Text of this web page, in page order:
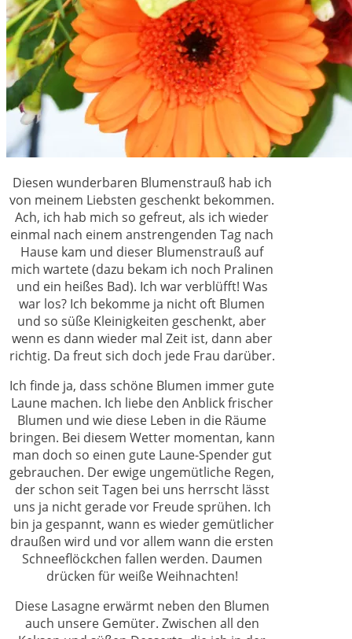
Diesen wunderbaren Blumenstrauß hab ich
von meinem Liebsten geschenkt bekommen.
Ach, ich hab mich so gefreut, als ich wieder
einmal nach einem anstrengenden Tag nach
Hause kam und dieser Blumenstrauß auf
mich wartete (dazu bekam ich noch Pralinen
und ein heißes Bad). Ich war verblüfft! Was
war los? Ich bekomme ja nicht oft Blumen
und so süße Kleinigkeiten geschenkt, aber
wenn es dann wieder mal Zeit ist, dann aber
richtig. Da freut sich doch jede Frau darüber.
Ich finde ja, dass schöne Blumen immer gute
Laune machen. Ich liebe den Anblick frischer
Blumen und wie diese Leben in die Räume
bringen. Bei diesem Wetter momentan, kann
man doch so einen gute Laune-Spender gut
gebrauchen. Der ewige ungemütliche Regen,
der schon seit Tagen bei uns herrscht lässt
uns ja nicht gerade vor Freude sprühen. Ich
bin ja gespannt, wann es wieder gemütlicher
draußen wird und vor allem wann die ersten
Schneeflöckchen fallen werden. Daumen
drücken für weiße Weihnachten!
Diese Lasagne erwärmt neben den Blumen
auch unsere Gemüter. Zwischen all den